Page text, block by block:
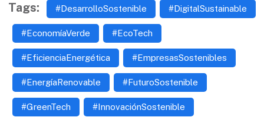
Tags: #DesarrolloSostenible #DigitalSustainable
#EconomíaVerde #EcoTech
#EficienciaEnergética #EmpresasSostenibles
#EnergíaRenovable #FuturoSostenible
#GreenTech #InnovaciónSostenible